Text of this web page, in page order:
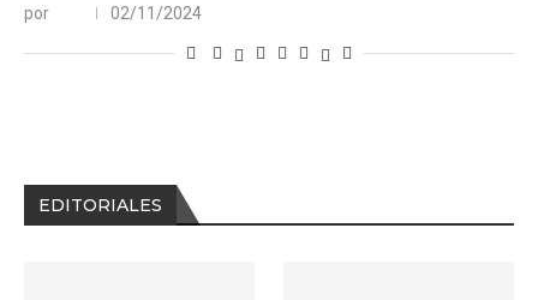
por 02/11/2024
EDITORIALES